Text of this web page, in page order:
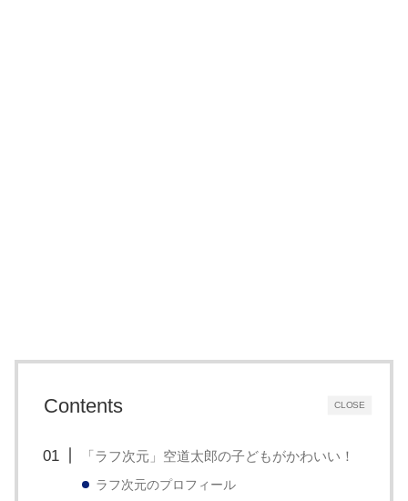
CLOSE
Contents
「ラフ次元」空道太郎の子どもがかわいい！
ラフ次元のプロフィール